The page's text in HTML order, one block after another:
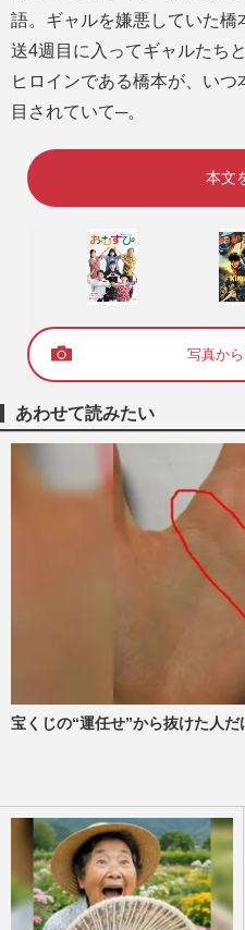
語。ギャルを嫌悪していた
送4週目に入ってギャルたち
ヒロインである橋本が、い
目されていて─。
本文
写真か
あわせて読みたい
宝くじの“運任せ”から抜けた人だ